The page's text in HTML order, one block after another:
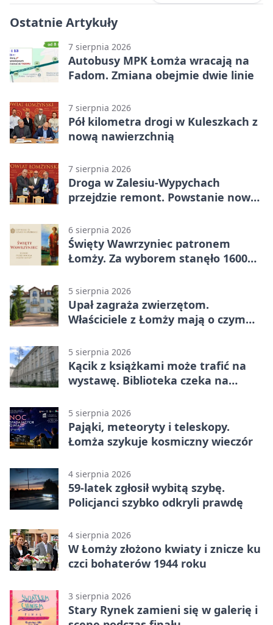
Ostatnie Artykuły
7 sierpnia 2026
Autobusy MPK Łomża wracają na
Fadom. Zmiana obejmie dwie linie
7 sierpnia 2026
Pół kilometra drogi w Kuleszkach z
nową nawierzchnią
7 sierpnia 2026
Droga w Zalesiu-Wypychach
przejdzie remont. Powstanie nowa
6 sierpnia 2026
Święty Wawrzyniec patronem
Łomży. Za wyborem stanęło 1600
5 sierpnia 2026
Upał zagraża zwierzętom.
Właściciele z Łomży mają o czym
5 sierpnia 2026
Kącik z książkami może trafić na
wystawę. Biblioteka czeka na
5 sierpnia 2026
Pająki, meteoryty i teleskopy.
Łomża szykuje kosmiczny wieczór
4 sierpnia 2026
59-latek zgłosił wybitą szybę.
Policjanci szybko odkryli prawdę
4 sierpnia 2026
W Łomży złożono kwiaty i znicze ku
czci bohaterów 1944 roku
3 sierpnia 2026
Stary Rynek zamieni się w galerię i